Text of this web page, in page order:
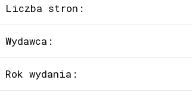
Liczba stron:
Wydawca:
Rok wydania: